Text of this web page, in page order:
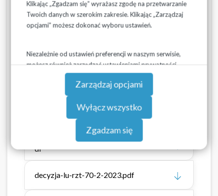
Klikając „Zgadzam się” wyrażasz zgodę na przetwarzanie
Twoich danych w szerokim zakresie. Klikając „Zarządzaj
opcjami” możesz dokonać wyboru ustawień.
Niezależnie od ustawień preferencji w naszym serwisie,
możesz również zarządzać ustawieniami prywatności
swojej przeglądarki. Więcej informacji o przetwarzaniu
danych znajdziesz wPolityce prywatności.
Zarządzaj opcjami
Wyłącz wszystko
Zgadzam się
odprowadzaniu ścieków (t.j.: Dz.U. z 2024 r. poz. 757 ze
zmianami), niniejsza taryfa wchodzi w życie z dniem
01.07.2026 r.na okres 3 lat.
Pliki do pobrania
70.16.2026_Decyzja_zatwierdzająca_tary
fę_g._Kleszczele_-
_Wodociągi_Podlaskie_Sp._z_o.o.pdf
Załącznik_do_decyzji_L.RZT.70.16.2026.p
df
decyzja-lu-rzt-70-2-2023.pdf